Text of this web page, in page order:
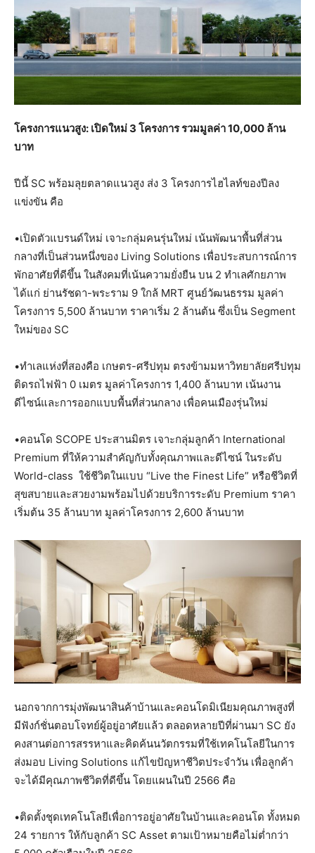
โครงการแนวสูง: เปิดใหม่ 3 โครงการ รวมมูลค่า 10,000 ล้าน
บาท
ปีนี้ SC พร้อมลุยตลาดแนวสูง ส่ง 3 โครงการไฮไลท์ของปีลง
แข่งขัน คือ
•เปิดตัวแบรนด์ใหม่ เจาะกลุ่มคนรุ่นใหม่ เน้นพัฒนาพื้นที่ส่วน
กลางที่เป็นส่วนหนึ่งของ Living Solutions เพื่อประสบการณ์การ
พักอาศัยที่ดีขึ้น ในสังคมที่เน้นความยั่งยืน บน 2 ทำเลศักยภาพ
ได้แก่ ย่านรัชดา-พระราม 9 ใกล้ MRT ศูนย์วัฒนธรรม มูลค่า
โครงการ 5,500 ล้านบาท ราคาเริ่ม 2 ล้านต้น ซึ่งเป็น Segment
ใหม่ของ SC
•ทำเลแห่งที่สองคือ เกษตร-ศรีปทุม ตรงข้ามมหาวิทยาลัยศรีปทุม
ติดรถไฟฟ้า 0 เมตร มูลค่าโครงการ 1,400 ล้านบาท เน้นงาน
ดีไซน์และการออกแบบพื้นที่ส่วนกลาง เพื่อคนเมืองรุ่นใหม่
•คอนโด SCOPE ประสานมิตร เจาะกลุ่มลูกค้า International
Premium ที่ให้ความสำคัญกับทั้งคุณภาพและดีไซน์ ในระดับ
World-class ใช้ชีวิตในแบบ “Live the Finest Life” หรือชีวิตที่
สุขสบายและสวยงามพร้อมไปด้วยบริการระดับ Premium ราคา
เริ่มต้น 35 ล้านบาท มูลค่าโครงการ 2,600 ล้านบาท
นอกจากการมุ่งพัฒนาสินค้าบ้านและคอนโดมิเนียมคุณภาพสูงที่
มีฟังก์ชั่นตอบโจทย์ผู้อยู่อาศัยแล้ว ตลอดหลายปีที่ผ่านมา SC ยัง
คงสานต่อการสรรหาและคิดค้นนวัตกรรมที่ใช้เทคโนโลยีในการ
ส่งมอบ Living Solutions แก้ไขปัญหาชีวิตประจำวัน เพื่อลูกค้า
จะได้มีคุณภาพชีวิตที่ดีขึ้น โดยแผนในปี 2566 คือ
•ติดตั้งชุดเทคโนโลยีเพื่อการอยู่อาศัยในบ้านและคอนโด ทั้งหมด
24 รายการ ให้กับลูกค้า SC Asset ตามเป้าหมายคือไม่ต่ำกว่า